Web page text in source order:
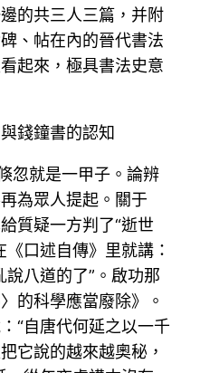
的共三人三篇，并附
、帖在內的晉代書法
起來，極具書法史意
錢鐘書的認知
忽就是一甲子。論辨
為眾人提起。關于
質疑一方判了“逝世
口述自傳》里就講：
八道的了”。啟功那
的科學應當廢除》。
“自唐代何延之以一千
它說的越來越奧秘，